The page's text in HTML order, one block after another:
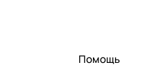
Помощь